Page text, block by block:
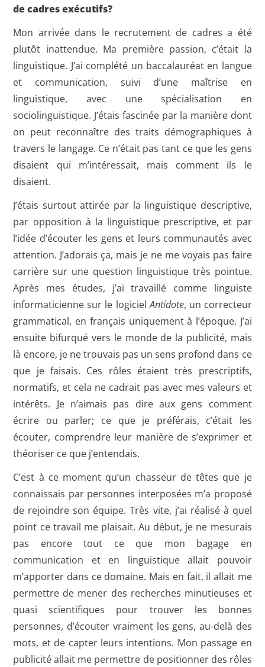
de cadres exécutifs?
Mon arrivée dans le recrutement de cadres a été
plutôt inattendue. Ma première passion, c’était la
linguistique. J’ai complété un baccalauréat en langue
et communication, suivi d’une maîtrise en
linguistique, avec une spécialisation en
sociolinguistique. J’étais fascinée par la manière dont
on peut reconnaître des traits démographiques à
travers le langage. Ce n’était pas tant ce que les gens
disaient qui m’intéressait, mais comment ils le
disaient.
J’étais surtout attirée par la linguistique descriptive,
par opposition à la linguistique prescriptive, et par
l’idée d’écouter les gens et leurs communautés avec
attention. J’adorais ça, mais je ne me voyais pas faire
carrière sur une question linguistique très pointue.
Après mes études, j’ai travaillé comme linguiste
informaticienne sur le logicielAntidote, un correcteur
grammatical, en français uniquement à l’époque. J’ai
ensuite bifurqué vers le monde de la publicité, mais
là encore, je ne trouvais pas un sens profond dans ce
que je faisais. Ces rôles étaient très prescriptifs,
normatifs, et cela ne cadrait pas avec mes valeurs et
intérêts. Je n’aimais pas dire aux gens comment
écrire ou parler; ce que je préférais, c’était les
écouter, comprendre leur manière de s’exprimer et
théoriser ce que j’entendais.
C’est à ce moment qu’un chasseur de têtes que je
connaissais par personnes interposées m’a proposé
de rejoindre son équipe. Très vite, j’ai réalisé à quel
point ce travail me plaisait. Au début, je ne mesurais
pas encore tout ce que mon bagage en
communication et en linguistique allait pouvoir
m’apporter dans ce domaine. Mais en fait, il allait me
permettre de mener des recherches minutieuses et
quasi scientifiques pour trouver les bonnes
personnes, d’écouter vraiment les gens, au-delà des
mots, et de capter leurs intentions. Mon passage en
publicité allait me permettre de positionner des rôles